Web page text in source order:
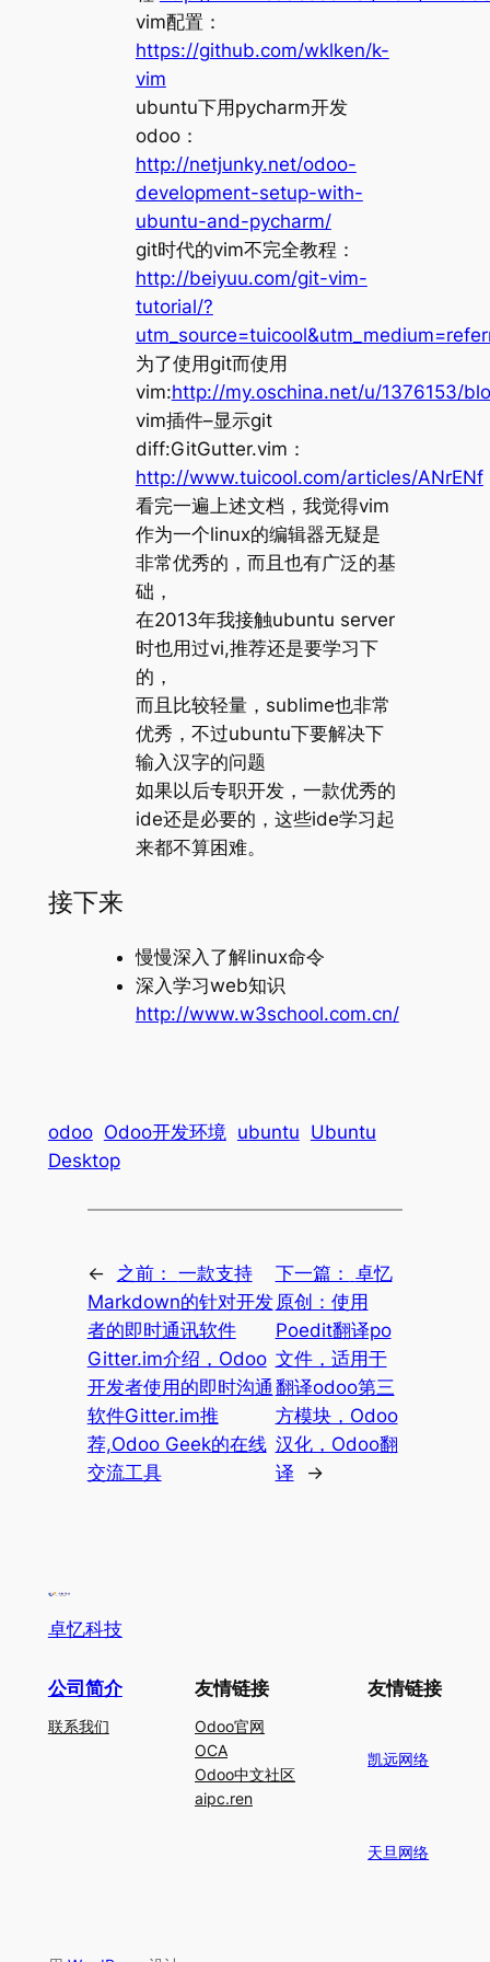
vim配置：
https://github.com/wklken/k-
vim
ubuntu下用pycharm开发
odoo：
http://netjunky.net/odoo-
development-setup-with-
ubuntu-and-pycharm/
git时代的vim不完全教程：
http://beiyuu.com/git-vim-
tutorial/?
为了使用git而使用
vim:http://my.oschina.net/u/1376153/
vim插件–显示git
diff:GitGutter.vim：
http://www.tuicool.com/articles/ANrENf
看完一遍上述文档，我觉得vim
作为一个linux的编辑器无疑是
非常优秀的，而且也有广泛的基
础，
在2013年我接触ubuntu server
时也用过vi,推荐还是要学习下
的，
而且比较轻量，sublime也非常
优秀，不过ubuntu下要解决下
输入汉字的问题
如果以后专职开发，一款优秀的
ide还是必要的，这些ide学习起
来都不算困难。
接下来
慢慢深入了解linux命令
深入学习web知识
http://www.w3school.com.cn/
odoo Odoo开发环境 ubuntu Ubuntu
Desktop
← 之前： 一款支持
Markdown的针对开发
者的即时通讯软件
Gitter.im介绍，Odoo
开发者使用的即时沟通
软件Gitter.im推
荐,Odoo Geek的在线
交流工具
下一篇： 卓忆
原创：使用
Poedit翻译po
文件，适用于
翻译odoo第三
方模块，Odoo
汉化，Odoo翻
译
→
卓忆科技
公司简介
联系我们
友情链接
Odoo官网
OCA
Odoo中文社区
aipc.ren
友情链接
凯远网络
天旦网络